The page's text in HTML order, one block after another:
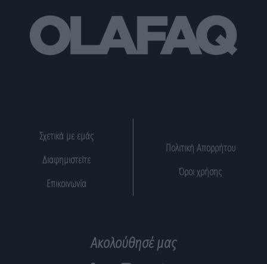
Σχετικά με εμάς
Διαφημιστείτε
Επικοινωνία
Πολιτική Απορρήτου
Όροι χρήσης
Ακολούθησέ μας